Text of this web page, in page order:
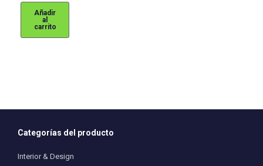
original
era:
418,88€.
actual
Añadir
al
carrito
Categorías del producto
Interior & Design